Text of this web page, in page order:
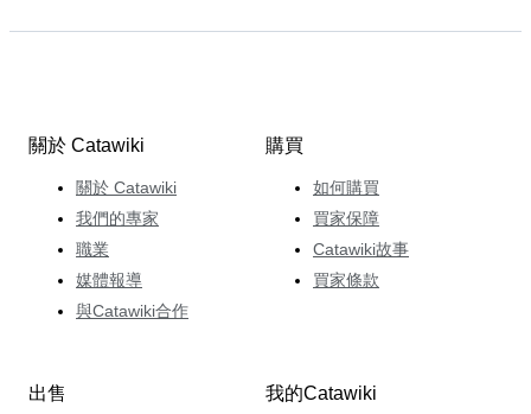
關於 Catawiki
關於 Catawiki
我們的專家
職業
媒體報導
與Catawiki合作
購買
如何購買
買家保障
Catawiki故事
買家條款
出售 我的Catawiki